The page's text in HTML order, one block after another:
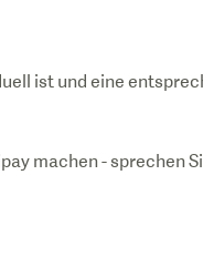
ist und eine
machen - sprechen